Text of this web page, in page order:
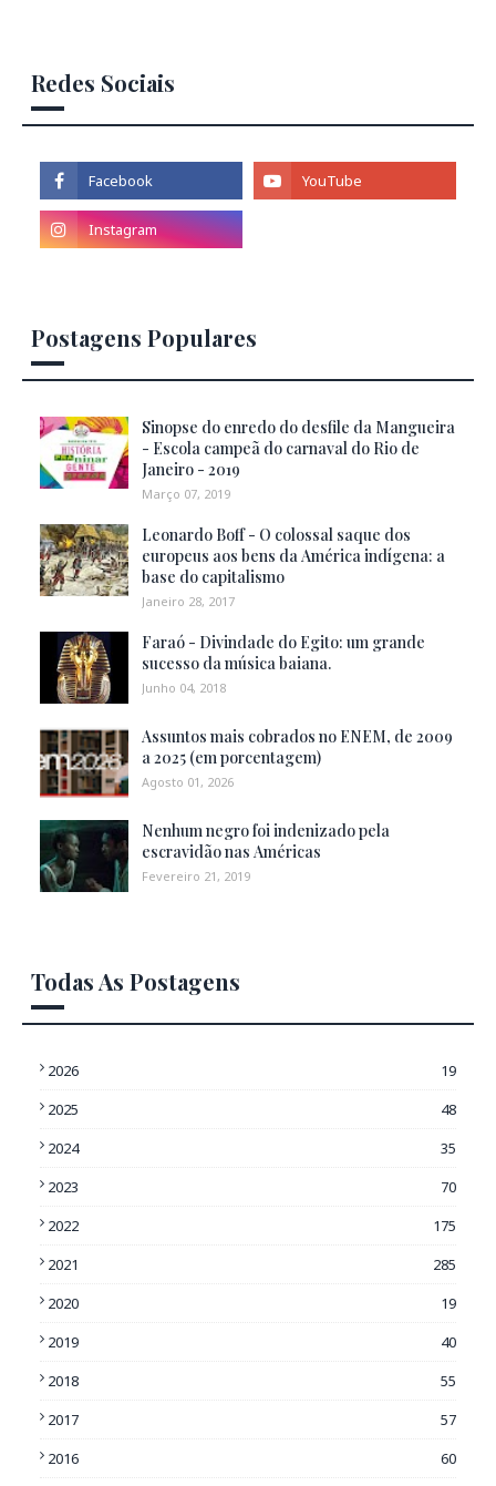
Redes Sociais
Postagens Populares
Sinopse do enredo do desfile da Mangueira
- Escola campeã do carnaval do Rio de
Janeiro - 2019
Março 07, 2019
Leonardo Boff - O colossal saque dos
europeus aos bens da América indígena: a
base do capitalismo
Janeiro 28, 2017
Faraó - Divindade do Egito: um grande
sucesso da música baiana.
Junho 04, 2018
Assuntos mais cobrados no ENEM, de 2009
a 2025 (em porcentagem)
Agosto 01, 2026
Nenhum negro foi indenizado pela
escravidão nas Américas
Fevereiro 21, 2019
Todas As Postagens
2026
19
2025
48
2024
35
2023
70
2022
175
2021
285
2020
19
2019
40
2018
55
2017
57
2016
60